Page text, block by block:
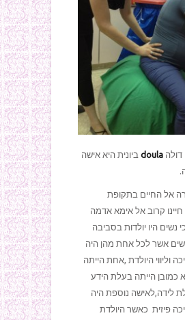
דולהdoula ביונית היא אישה
אל החיים בתקופת
קרוב אל אימא אדמה
נשים היו יולדות בסביבה
אשר לכל אחת מהן היה
וליווי היולדת ,אחת הייתה
כמובן הייתה בעלת הידע
לידה,לאישה נוספת היה
פיזית כאשר היולדת